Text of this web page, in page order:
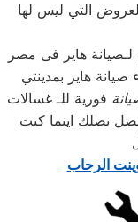
التي ليس لها
لـصيانة هاير فى مصر
هاير بمدينتي
فورية للـ غسالات
نصلك اينما كنت
الرحاب